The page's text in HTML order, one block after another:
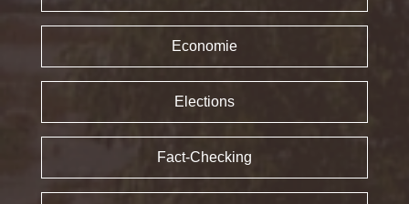
Economie
Elections
Fact-Checking